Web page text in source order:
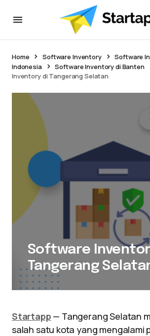
Home Software Inventory
Software
Indonesia
Software Inventory di Banten
Inventory di Tangerang Selatan
Software
Tangerang
Startapp — Tangerang Selatan
salah satu kota yang mengalami